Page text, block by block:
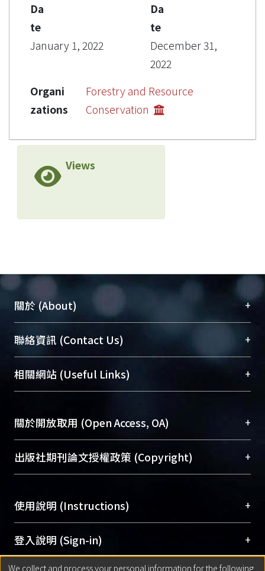
Da
te
January 1, 2022
Da
te
December 31,
2022
Organi
zations
Forestry and Resource
Conservation
Views
關於 (About) +
臺大位居世界頂尖大學之列，為永久珍藏及向國際
展現本校豐碩的研究成果及學術能量，圖書館整合
機構典藏（NTUR）與學術庫（AH）不同功能平
台，成為臺大學術典藏NTU scholars。期能整合研
成果。
To permanently archive and promote researcher
profiles and scholarly works, Library integrates the
services of “NTU Repository” with “Academic
聯絡資訊 (Contact Us) +
總館學科館員(Main Library)
醫學圖書館學科館員(Medical Library)
Sciences Library)
相關網站 (Useful Links) +
關於開放取用 (Open Access, OA) +
開放取用是從使用者角度提升資訊取用性的社會運
動，應用在學術研究上是透過將研究著作公開供使
用逐年攀升。同時可加速研究發展、提升研究影響
Archive）平台。 （點選深入了解OA）
出版社期刊論文授權政策 (Copyright) +
含部分內容的版權非匯入者所有，或由第三方贊
助與合作完成，請確認該版權所有者及第三方同
意提供此授權。
Please represent that the submission is your
original work, and that you have the right to
使用說明 (Instructions) +
網站簡介(Quickstart Guide)
使用手冊(Instruction Manual)
登入說明 (Sign-in) +
We collect and process your personal information for the following